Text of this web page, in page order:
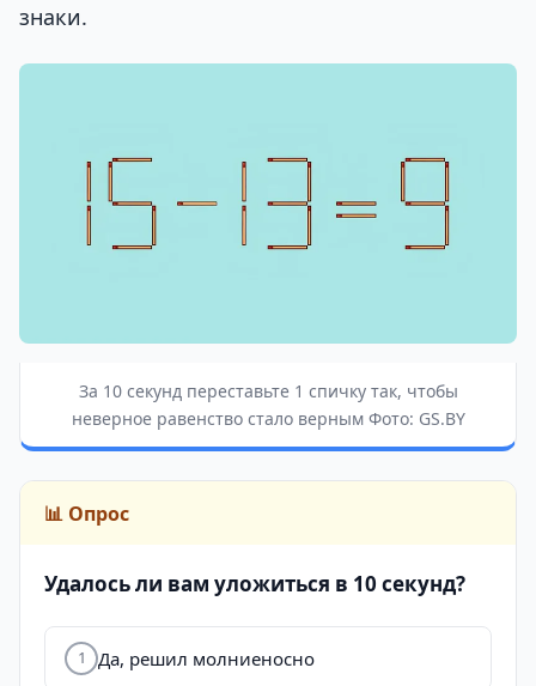
знаки.
За 10 секунд переставьте 1 спичку так, чтобы
неверное равенство стало верным Фото: GS.BY
📊 Опрос
Удалось ли вам уложиться в 10 секунд?
1 Да, решил молниеносно